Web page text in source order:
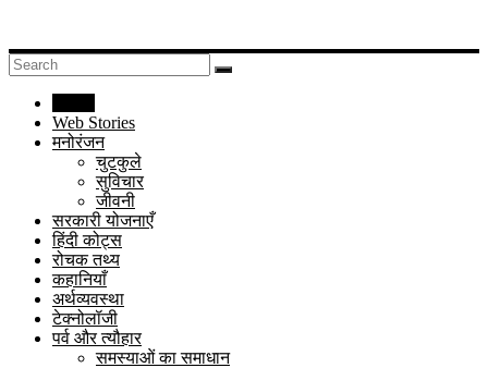
Web Stories
मनोरंजन
चुटकुले
सुविचार
जीवनी
सरकारी योजनाएँ
हिंदी कोट्स
रोचक तथ्य
कहानियाँ
अर्थव्यवस्था
टेक्नोलॉजी
पर्व और त्यौहार
समस्याओं का समाधान